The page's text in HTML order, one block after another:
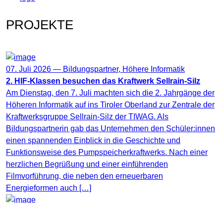
PROJEKTE
07. Juli 2026 — Bildungspartner, Höhere Informatik
2. HIF-Klassen besuchen das Kraftwerk Sellrain-Silz
Am Dienstag, den 7. Juli machten sich die 2. Jahrgänge der
Höheren Informatik auf ins Tiroler Oberland zur Zentrale der
Kraftwerksgruppe Sellrain-Silz der TIWAG. Als
Bildungspartnerin gab das Unternehmen den Schüler:innen
einen spannenden Einblick in die Geschichte und
Funktionsweise des Pumpspeicherkraftwerks. Nach einer
herzlichen Begrüßung und einer einführenden
Filmvorführung, die neben den erneuerbaren
Energieformen auch […]